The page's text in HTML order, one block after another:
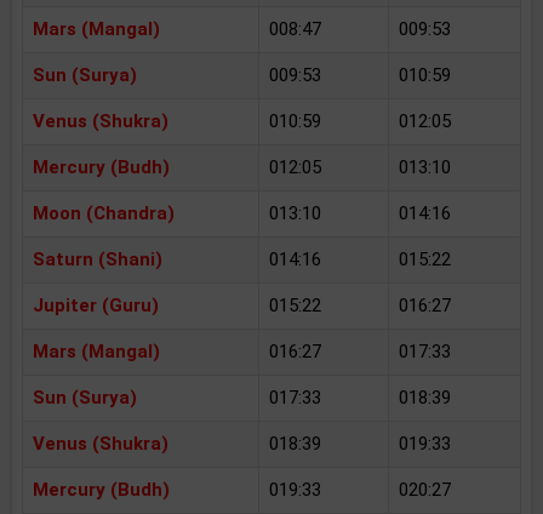
Mars (Mangal) 008:47 009:53
Sun (Surya) 009:53 010:59
Venus (Shukra) 010:59 012:05
Mercury (Budh) 012:05 013:10
Moon (Chandra) 013:10 014:16
Saturn (Shani) 014:16 015:22
Jupiter (Guru) 015:22 016:27
Mars (Mangal) 016:27 017:33
Sun (Surya) 017:33 018:39
Venus (Shukra) 018:39 019:33
Mercury (Budh) 019:33 020:27